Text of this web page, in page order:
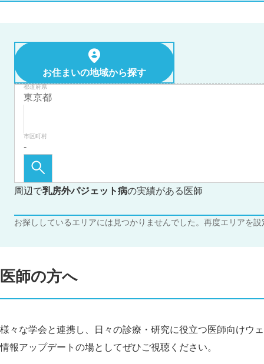
お住まいの地域から探す
都道府県
市区町村
周辺で乳房外パジェット病の実績がある医師
お探ししているエリアには見つかりませんでした。再度エリアを
医師の方へ
様々な学会と連携し、日々の診療・研究に役立つ医師向けウ
情報アップデートの場としてぜひご視聴ください。